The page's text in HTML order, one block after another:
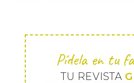
Pídela en tu
TU REVISTA